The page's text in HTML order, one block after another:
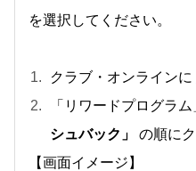
を選択してください。
クラブ・オンラインに
「リワードプログラ
シュバック」
の順に
【画面イメージ】